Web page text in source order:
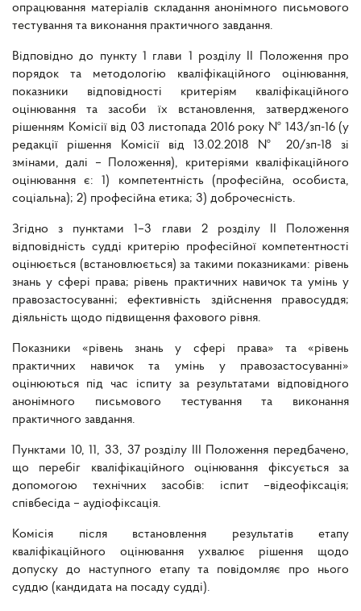
опрацювання матеріалів складання анонімного письмового
тестування та виконання практичного завдання.
Відповідно до пункту 1 глави 1 розділу ІІ Положення про
порядок та методологію кваліфікаційного оцінювання,
показники відповідності критеріям кваліфікаційного
оцінювання та засоби їх встановлення, затвердженого
рішенням Комісії від 03 листопада 2016 року № 143/зп-16 (у
редакції рішення Комісії від 13.02.2018 № 20/зп-18 зі
змінами, далі – Положення), критеріями кваліфікаційного
оцінювання є: 1) компетентність (професійна, особиста,
соціальна); 2) професійна етика; 3) доброчесність.
Згідно з пунктами 1–3 глави 2 розділу ІІ Положення
відповідність судді критерію професійної компетентності
оцінюється (встановлюється) за такими показниками: рівень
знань у сфері права; рівень практичних навичок та умінь у
правозастосуванні; ефективність здійснення правосуддя;
діяльність щодо підвищення фахового рівня.
Показники «рівень знань у сфері права» та «рівень
практичних навичок та умінь у правозастосуванні»
оцінюються під час іспиту за результатами відповідного
анонімного письмового тестування та виконання
практичного завдання.
Пунктами 10, 11, 33, 37 розділу ІІІ Положення передбачено,
що перебіг кваліфікаційного оцінювання фіксується за
допомогою технічних засобів: іспит –відеофіксація;
співбесіда – аудіофіксація.
Комісія після встановлення результатів етапу
кваліфікаційного оцінювання ухвалює рішення щодо
допуску до наступного етапу та повідомляє про нього
суддю (кандидата на посаду судді).